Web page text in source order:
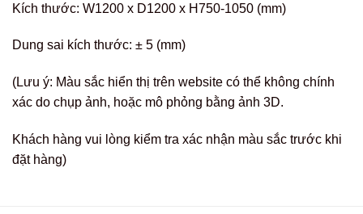
Kích thước: W1200 x D1200 x H750-1050 (mm)
Dung sai kích thước: ± 5 (mm)
(Lưu ý: Màu sắc hiển thị trên website có thể không chính
xác do chụp ảnh, hoặc mô phỏng bằng ảnh 3D.
Khách hàng vui lòng kiểm tra xác nhận màu sắc trước khi
đặt hàng)